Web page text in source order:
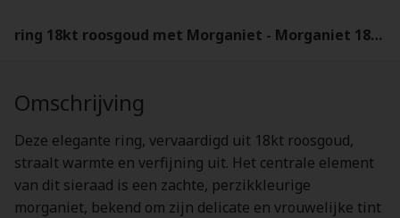
ring 18kt roosgoud met Morganiet - Morganiet 18kt
Omschrijving
Deze elegante ring, vervaardigd uit 18kt roosgoud,
straalt warmte en verfijning uit. Het centrale element
van dit sieraad is een zachte, perzikkleurige
morganiet, bekend om zijn delicate en vrouwelijke tint